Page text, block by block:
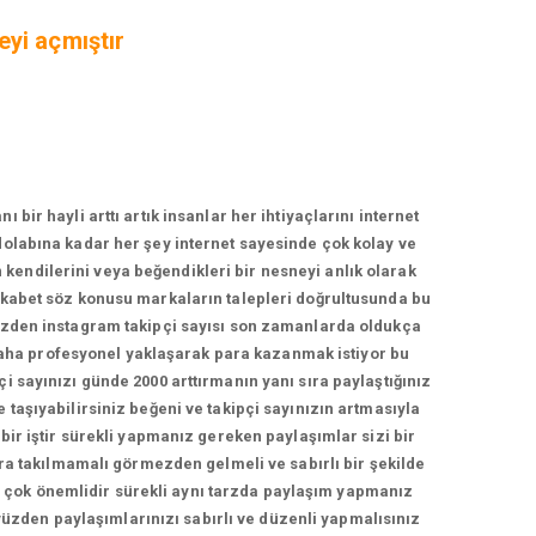
açmıştır
bir hayli arttı artık insanlar her ihtiyaçlarını internet
kadar her şey internet sayesinde çok kolay ve
kendilerini veya beğendikleri bir nesneyi anlık olarak
söz konusu markaların talepleri doğrultusunda bu
instagram takipçi sayısı son zamanlarda oldukça
profesyonel yaklaşarak para kazanmak istiyor bu
günde 2000 arttırmanın yanı sıra paylaştığınız
beğeni ve takipçi sayınızın artmasıyla
iştir sürekli yapmanız gereken paylaşımlar sizi bir
takılmamalı görmezden gelmeli ve sabırlı bir şekilde
çok önemlidir sürekli aynı tarzda paylaşım yapmanız
paylaşımlarınızı sabırlı ve düzenli yapmalısınız